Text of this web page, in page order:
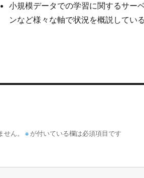
小規模データでの学習に関するサー
ンなど様々な軸で状況を概説している
ん。 ※ が付いている欄は必須項目です